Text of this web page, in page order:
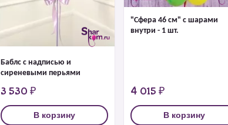
Баблс с надписью и
сиреневыми перьями
3 530 ₽
В корзину
"Сфера 46 см" с шарами
внутри - 1 шт.
4 015 ₽
В корзину